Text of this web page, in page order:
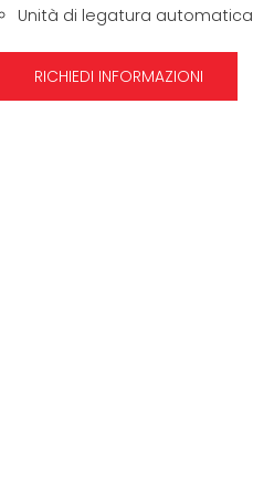
Unità di legatura automatica
RICHIEDI INFORMAZIONI